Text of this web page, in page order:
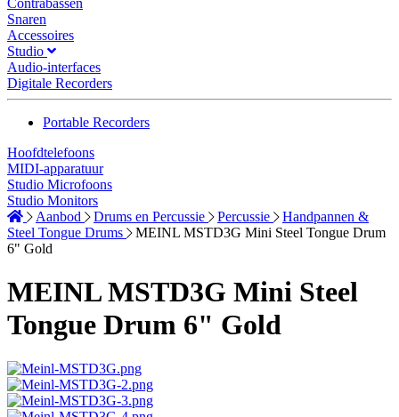
Contrabassen
Snaren
Accessoires
Studio
Audio-interfaces
Digitale Recorders
Portable Recorders
Hoofdtelefoons
MIDI-apparatuur
Studio Microfoons
Studio Monitors
Aanbod
Drums en Percussie Percussie
Handpannen &
Steel Tongue Drums
MEINL MSTD3G Mini Steel Tongue Drum
6" Gold
MEINL MSTD3G Mini Steel
Tongue Drum 6" Gold